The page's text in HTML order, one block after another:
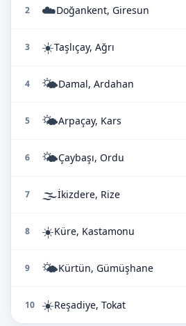
2 ☁️Doğankent, Giresun
3 ☀️Taşlıçay, Ağrı
4 🌤️Damal, Ardahan
5 🌤️Arpaçay, Kars
6 🌤️Çaybaşı, Ordu
7 🌫️İkizdere, Rize
8 ☀️Küre, Kastamonu
9 🌤️Kürtün, Gümüşhane
10 ☀️Reşadiye, Tokat